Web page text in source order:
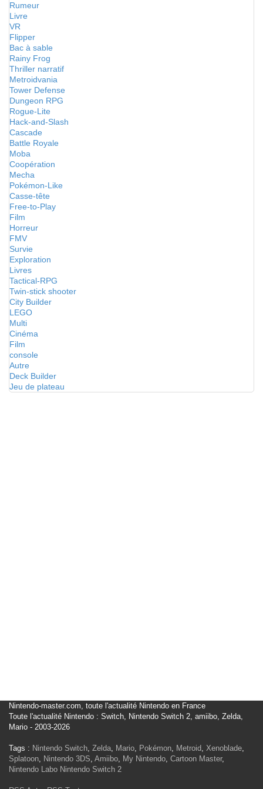
Rumeur
Livre
VR
Flipper
Bac à sable
Rainy Frog
Thriller narratif
Metroidvania
Tower Defense
Dungeon RPG
Rogue-Lite
Hack-and-Slash
Cascade
Battle Royale
Moba
Coopération
Mecha
Pokémon-Like
Casse-tête
Free-to-Play
Film
Horreur
FMV
Survie
Exploration
Livres
Tactical-RPG
Twin-stick shooter
City Builder
LEGO
Multi
Cinéma
Film
console
Autre
Deck Builder
Jeu de plateau
Nintendo-master.com, toute l'actualité Nintendo en France
Toute l'actualité Nintendo : Switch, Nintendo Switch 2, amiibo, Zelda,
Mario - 2003-2026
Tags : Nintendo Switch, Zelda, Mario, Pokémon, Metroid, Xenoblade,
Splatoon, Nintendo 3DS, Amiibo, My Nintendo, Cartoon Master,
Nintendo Labo Nintendo Switch 2